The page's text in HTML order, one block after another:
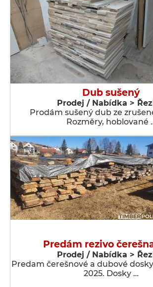
Dub sušený
Prodej / Nabídka >
Prodám sušený dub ze
Rozměry, hoblované
Predám rezivo
Prodej / Nabídka >
Predam čerešnové a dubové
2025. Dosky …